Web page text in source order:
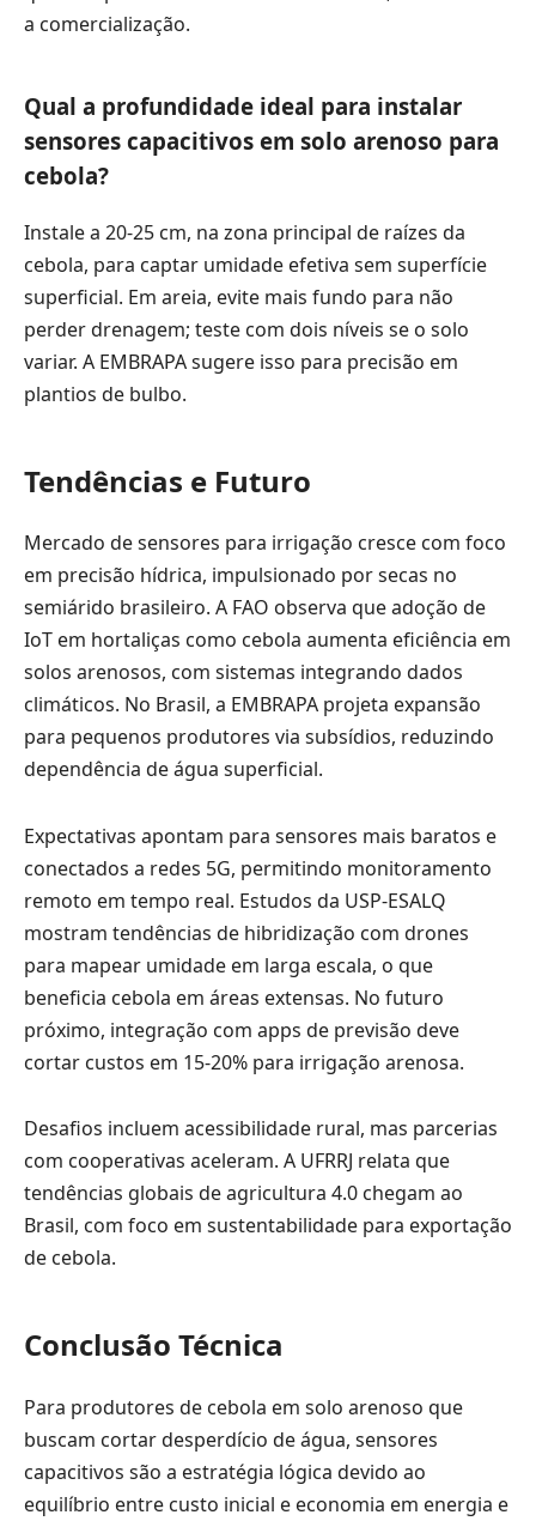
a comercialização.
Qual a profundidade ideal para instalar
sensores capacitivos em solo arenoso para
cebola?
Instale a 20-25 cm, na zona principal de raízes da
cebola, para captar umidade efetiva sem superfície
superficial. Em areia, evite mais fundo para não
perder drenagem; teste com dois níveis se o solo
variar. A EMBRAPA sugere isso para precisão em
plantios de bulbo.
Tendências e Futuro
Mercado de sensores para irrigação cresce com foco
em precisão hídrica, impulsionado por secas no
semiárido brasileiro. A FAO observa que adoção de
IoT em hortaliças como cebola aumenta eficiência em
solos arenosos, com sistemas integrando dados
climáticos. No Brasil, a EMBRAPA projeta expansão
para pequenos produtores via subsídios, reduzindo
dependência de água superficial.
Expectativas apontam para sensores mais baratos e
conectados a redes 5G, permitindo monitoramento
remoto em tempo real. Estudos da USP-ESALQ
mostram tendências de hibridização com drones
para mapear umidade em larga escala, o que
beneficia cebola em áreas extensas. No futuro
próximo, integração com apps de previsão deve
cortar custos em 15-20% para irrigação arenosa.
Desafios incluem acessibilidade rural, mas parcerias
com cooperativas aceleram. A UFRRJ relata que
tendências globais de agricultura 4.0 chegam ao
Brasil, com foco em sustentabilidade para exportação
de cebola.
Conclusão Técnica
Para produtores de cebola em solo arenoso que
buscam cortar desperdício de água, sensores
capacitivos são a estratégia lógica devido ao
equilíbrio entre custo inicial e economia em energia e